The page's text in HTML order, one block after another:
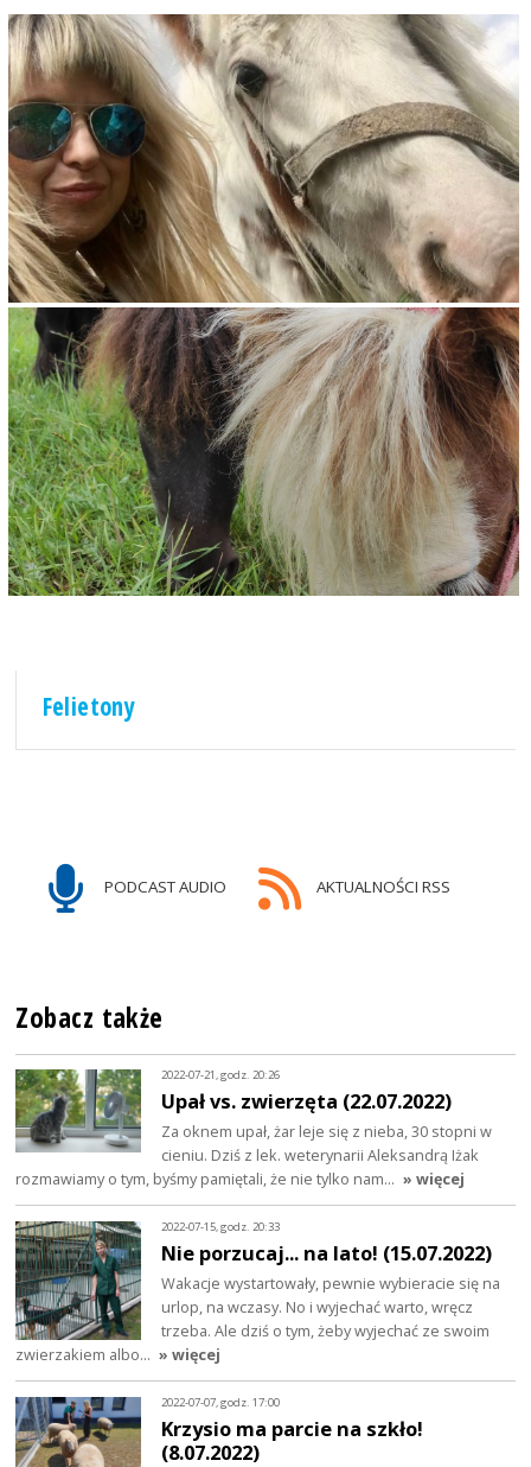
Felietony
PODCAST AUDIO AKTUALNOŚCI RSS
Zobacz także
2022-07-21, godz. 20:26
Upał vs. zwierzęta (22.07.2022)
Za oknem upał, żar leje się z nieba, 30 stopni w
cieniu. Dziś z lek. weterynarii Aleksandrą Iżak
rozmawiamy o tym, byśmy pamiętali, że nie tylko nam… » więcej
2022-07-15, godz. 20:33
Nie porzucaj... na lato! (15.07.2022)
Wakacje wystartowały, pewnie wybieracie się na
urlop, na wczasy. No i wyjechać warto, wręcz
trzeba. Ale dziś o tym, żeby wyjechać ze swoim
zwierzakiem albo… » więcej
2022-07-07, godz. 17:00
Krzysio ma parcie na szkło!
(8.07.2022)